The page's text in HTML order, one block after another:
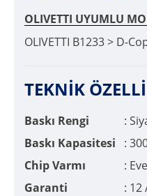
OLIVETTI UYUMLU
OLIVETTI B1233 > D-
TEKNİK
Baskı Rengi
:
Baskı Kapasitesi
:
Chip Varmı
:
Garanti
: 12